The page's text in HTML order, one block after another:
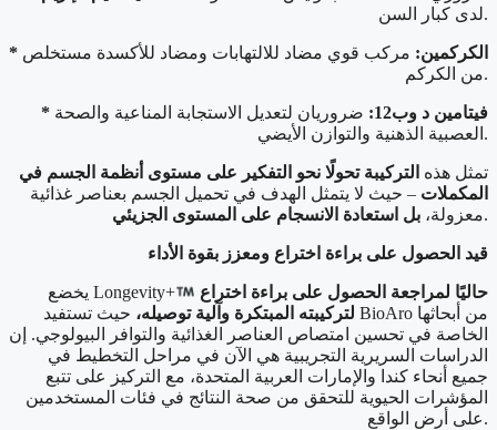
لدى كبار السن.
* الكركمين: مركب قوي مضاد للالتهابات ومضاد للأكسدة مستخلص
من الكركم.
* فيتامين د وب12:
ضروريان لتعديل الاستجابة المناعية والصحة
العصبية الذهنية والتوازن الأيضي.
تمثل هذه التركيبة تحولًا نحو التفكير على مستوى أنظمة الجسم في
المكملات – حيث لا يتمثل الهدف في تحميل الجسم بعناصر غذائية
معزولة، بل استعادة الانسجام على المستوى الجزيئي .
قيد الحصول على براءة اختراع ومعزز بقوة الأداء
يخضع Longevity+
حاليًا لمراجعة الحصول على براءة اختراع
لتركيبته المبتكرة وآلية توصيله، حيث تستفيد BioAro من أبحاثها
الخاصة في تحسين امتصاص العناصر الغذائية والتوافر البيولوجي. إن
الدراسات السريرية التجريبية هي الآن في مراحل التخطيط في
جميع أنحاء كندا والإمارات العربية المتحدة، مع التركيز على تتبع
المؤشرات الحيوية للتحقق من صحة النتائج في فئات المستخدمين
على أرض الواقع.